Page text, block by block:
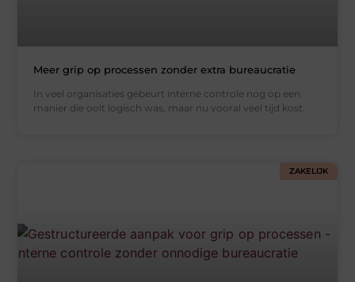
Meer grip op processen zonder extra bureaucratie
In veel organisaties gebeurt interne controle nog op een
manier die ooit logisch was, maar nu vooral veel tijd kost.
ZAKELIJK